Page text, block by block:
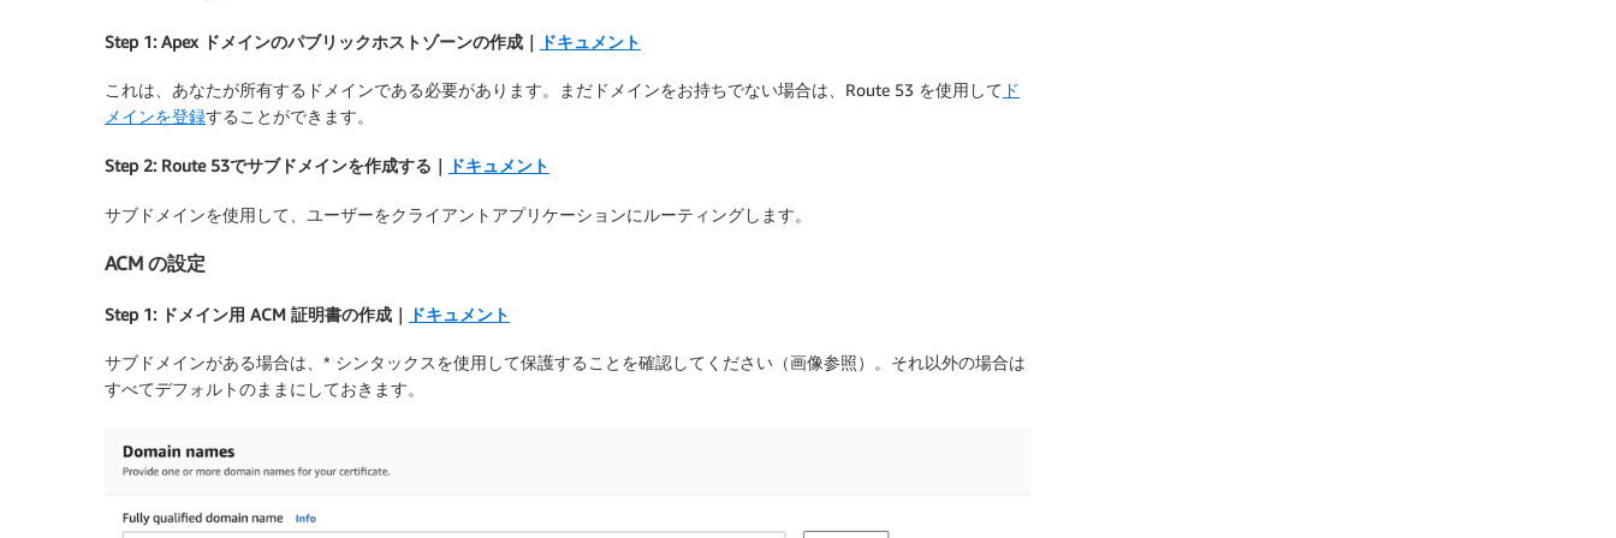
Step 1: Apex ドメインのパブリックホストゾーンの作成｜ ドキュメント
これは、あなたが所有するドメインである必要があります。まだドメインをお持ちでない場合は、Route 53 を使用して ド
メインを登録することができます。
Step 2: Route 53でサブドメインを作成する｜ ドキュメント
サブドメインを使用して、ユーザーをクライアントアプリケーションにルーティングします。
ACM の設定
Step 1: ドメイン用 ACM 証明書の作成｜ ドキュメント
サブドメインがある場合は、* シンタックスを使用して保護することを確認してください（画像参照）。それ以外の場合は
すべてデフォルトのままにしておきます。